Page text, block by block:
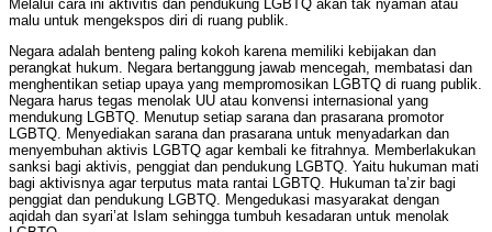
Melalui cara ini aktivitis dan pendukung LGBTQ akan tak nyaman atau
malu untuk mengekspos diri di ruang publik.
Negara adalah benteng paling kokoh karena memiliki kebijakan dan
perangkat hukum. Negara bertanggung jawab mencegah, membatasi dan
menghentikan setiap upaya yang mempromosikan LGBTQ di ruang publik.
Negara harus tegas menolak UU atau konvensi internasional yang
mendukung LGBTQ. Menutup setiap sarana dan prasarana promotor
LGBTQ. Menyediakan sarana dan prasarana untuk menyadarkan dan
menyembuhan aktivis LGBTQ agar kembali ke fitrahnya. Memberlakukan
sanksi bagi aktivis, penggiat dan pendukung LGBTQ. Yaitu hukuman mati
bagi aktivisnya agar terputus mata rantai LGBTQ. Hukuman ta’zir bagi
penggiat dan pendukung LGBTQ. Mengedukasi masyarakat dengan
aqidah dan syari’at Islam sehingga tumbuh kesadaran untuk menolak